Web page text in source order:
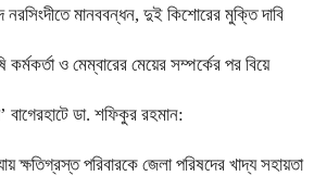
নরসিংদীতে মানববন্ধন, দুই কিশোরের মুক্তি দাবি
কর্মকর্তা ও মেম্বারের মেয়ের সম্পর্কের পর বিয়ে
ডা. শফিকুর রহমান:
ক্ষতিগ্রস্ত পরিবারকে জেলা পরিষদের খাদ্য সহায়তা